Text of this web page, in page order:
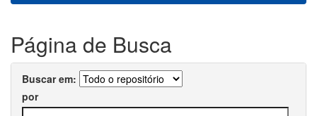
Página de Busca
Buscar em:
por